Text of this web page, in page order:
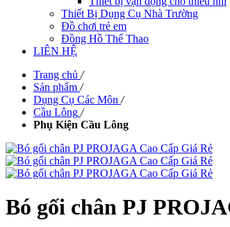
Thiết Bị Dụng Cụ Nhà Trường
Đồ chơi trẻ em
Đồng Hồ Thể Thao
LIÊN HỆ
Trang chủ /
Sản phẩm /
Dụng Cụ Các Môn /
Cầu Lông /
Phụ Kiện Cầu Lông
Bó gối chân PJ